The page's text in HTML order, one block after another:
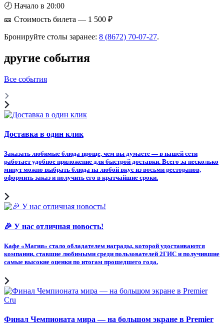
🕗 Начало в 20:00
🎫 Стоимость билета — 1 500 ₽
Бронируйте столы заранее: 8 (8672) 70-07-27.
другие события
Все события
Доставка в один клик
Заказать любимые блюда проще, чем вы думаете — в нашей сети
работает удобное приложение для быстрой доставки. Всего за несколько
минут можно выбрать блюда на любой вкус из восьми ресторанов,
оформить заказ и получить его в кратчайшие сроки.
🎉 У нас отличная новость!
Кафе «Магия» стало обладателем награды, которой удостаиваются
компании, ставшие любимыми среди пользователей 2ГИС и получившие
самые высокие оценки по итогам прошедшего года.
Финал Чемпионата мира — на большом экране в Premier